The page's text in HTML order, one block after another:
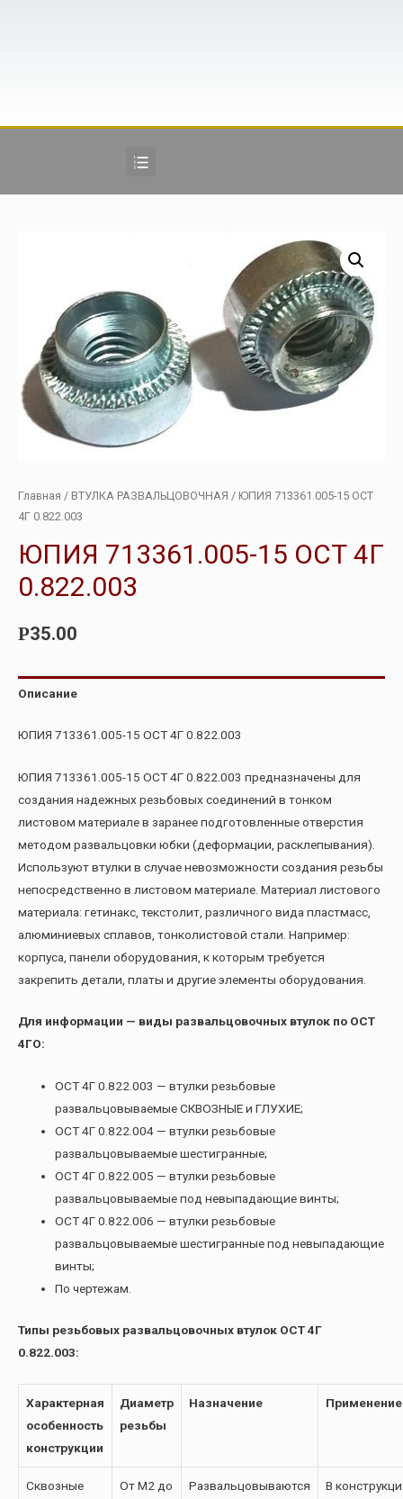
Главная / ВТУЛКА РАЗВАЛЬЦОВОЧНАЯ / ЮПИЯ 713361.005-15 ОСТ
4Г 0.822.003
ЮПИЯ 713361.005-15 ОСТ 4Г
0.822.003
Р35.00
Описание
ЮПИЯ 713361.005-15 ОСТ 4Г 0.822.003
ЮПИЯ 713361.005-15 ОСТ 4Г 0.822.003 предназначены для
создания надежных резьбовых соединений в тонком
листовом материале в заранее подготовленные отверстия
методом развальцовки юбки (деформации, расклепывания).
Используют втулки в случае невозможности создания резьбы
непосредственно в листовом материале. Материал листового
материала: гетинакс, текстолит, различного вида пластмасс,
алюминиевых сплавов, тонколистовой стали. Например:
корпуса, панели оборудования, к которым требуется
закрепить детали, платы и другие элементы оборудования.
Для информации — виды развальцовочных втулок по ОСТ
4ГО:
ОСТ 4Г 0.822.003 — втулки резьбовые
развальцовываемые СКВОЗНЫЕ и ГЛУХИЕ;
ОСТ 4Г 0.822.004 — втулки резьбовые
развальцовываемые шестигранные;
ОСТ 4Г 0.822.005 — втулки резьбовые
развальцовываемые под невыпадающие винты;
ОСТ 4Г 0.822.006 — втулки резьбовые
развальцовываемые шестигранные под невыпадающие
винты;
По чертежам.
Типы резьбовых развальцовочных втулок ОСТ 4Г
0.822.003:
Характерная
особенность
конструкции
Диаметр
резьбы
Назначение Применение
Сквозные
От М2 до
Развальцовываются
В